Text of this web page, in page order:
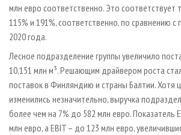
млн евро соответственно. Это соответствует
115% и 191%, соответственно, по сравнению
2020 года.
Лесное подразделение группы увеличило
10,151 млн м³. Решающим драйвером роста
поставок в Финляндию и страны Балтии. Хотя
изменились незначительно, выручка
более чем на 7% до 582 млн евро. Показатель
млн евро, а EBIT – до 123 млн евро,